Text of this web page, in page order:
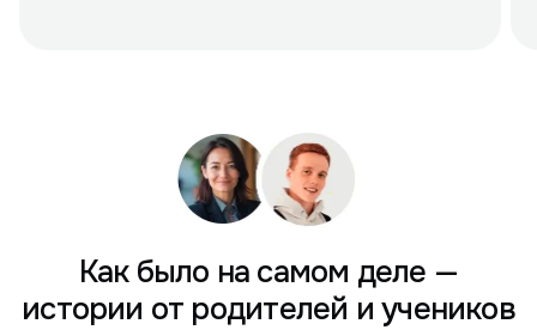
Как было на самом деле —
истории от родителей и учеников